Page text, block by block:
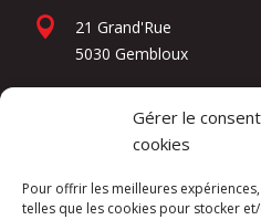
Gérer le
cookies
Pour offrir les meilleures
telles que les cookies pour stocker
21 Grand'Rue
5030 Gembloux
Réseaux sociaux